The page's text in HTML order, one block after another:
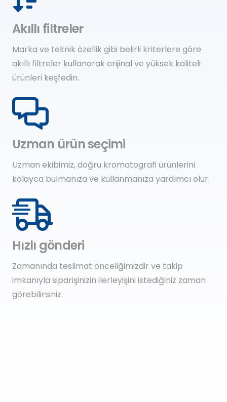
Akıllı filtreler
Marka ve teknik özellik gibi belirli kriterlere göre
akıllı filtreler kullanarak orijinal ve yüksek kaliteli
ürünleri keşfedin.
Uzman ürün seçimi
Uzman ekibimiz, doğru kromatografi ürünlerini
kolayca bulmanıza ve kullanmanıza yardımcı olur.
Hızlı gönderi
Zamanında teslimat önceliğimizdir ve takip
imkanıyla siparişinizin ilerleyişini istediğiniz zaman
görebilirsiniz.